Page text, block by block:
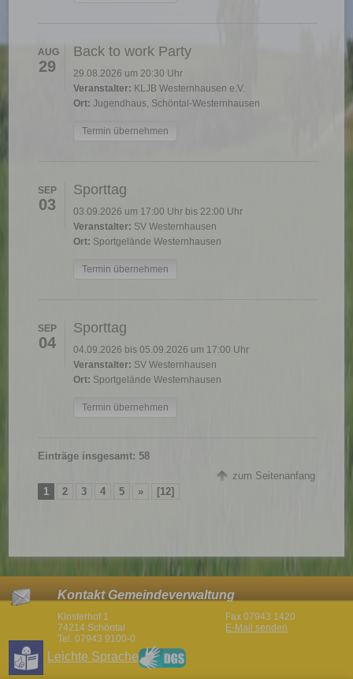
AUG
29
Back to work Party
29.08.2026 um 20:30 Uhr
Veranstalter: KLJB Westernhausen e.V.
Ort: Jugendhaus, Schöntal-Westernhausen
Termin übernehmen
SEP
03
Sporttag
03.09.2026 um 17:00 Uhr bis 22:00 Uhr
Veranstalter: SV Westernhausen
Ort: Sportgelände Westernhausen
Termin übernehmen
SEP
04
Sporttag
04.09.2026 bis 05.09.2026 um 17:00 Uhr
Veranstalter: SV Westernhausen
Ort: Sportgelände Westernhausen
Termin übernehmen
Einträge insgesamt: 58
1 2 3 4 5 » [12]
zum Seitenanfang
Kontakt Gemeindeverwaltung
Klosterhof 1
74214 Schöntal
Tel. 07943 9100-0
Fax 07943 1420
E-Mail senden
Leichte Sprache